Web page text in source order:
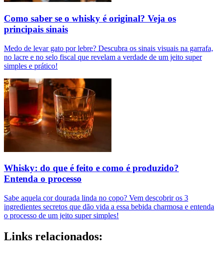
Como saber se o whisky é original? Veja os
principais sinais
Medo de levar gato por lebre? Descubra os sinais visuais na garrafa,
no lacre e no selo fiscal que revelam a verdade de um jeito super
simples e prático!
Whisky: do que é feito e como é produzido?
Entenda o processo
Sabe aquela cor dourada linda no copo? Vem descobrir os 3
ingredientes secretos que dão vida a essa bebida charmosa e entenda
o processo de um jeito super simples!
Links relacionados: